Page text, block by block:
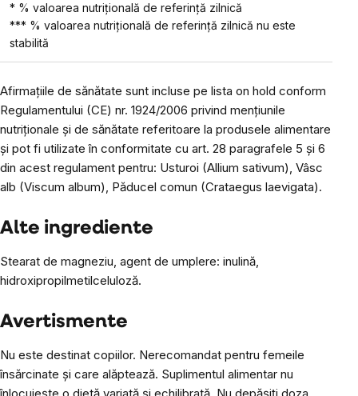
* % valoarea nutrițională de referință zilnică
*** % valoarea nutrițională de referință zilnică nu este
stabilită
Afirmațiile de sănătate sunt incluse pe lista on hold conform
Regulamentului (CE) nr. 1924/2006 privind mențiunile
nutriționale și de sănătate referitoare la produsele alimentare
și pot fi utilizate în conformitate cu art. 28 paragrafele 5 și 6
din acest regulament pentru: Usturoi (Allium sativum), Vâsc
alb (Viscum album), Păducel comun (Crataegus laevigata).
Alte ingrediente
Stearat de magneziu, agent de umplere: inulină,
hidroxipropilmetilceluloză.
Avertismente
Nu este destinat copiilor. Nerecomandat pentru femeile
însărcinate și care alăptează. Suplimentul alimentar nu